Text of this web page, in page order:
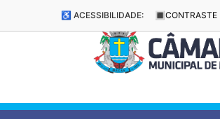
♿ ACESSIBILIDADE: 🔳 CONTRASTE